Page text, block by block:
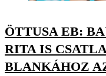
ÖTTUSA EB:
RITA IS
BLANKÁHOZ